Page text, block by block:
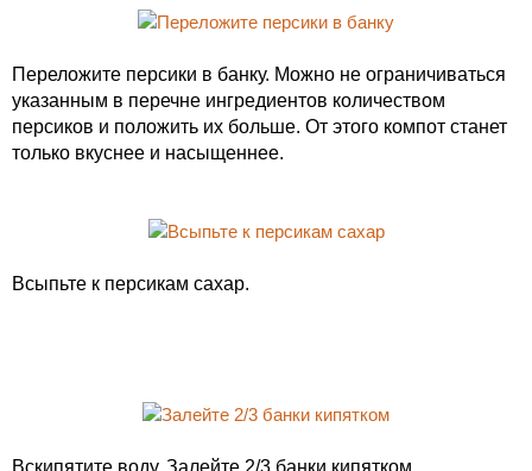
Переложите персики в банку. Можно не ограничиваться
указанным в перечне ингредиентов количеством
персиков и положить их больше. От этого компот станет
только вкуснее и насыщеннее.
Всыпьте к персикам сахар.
Вскипятите воду. Залейте 2/3 банки кипятком.